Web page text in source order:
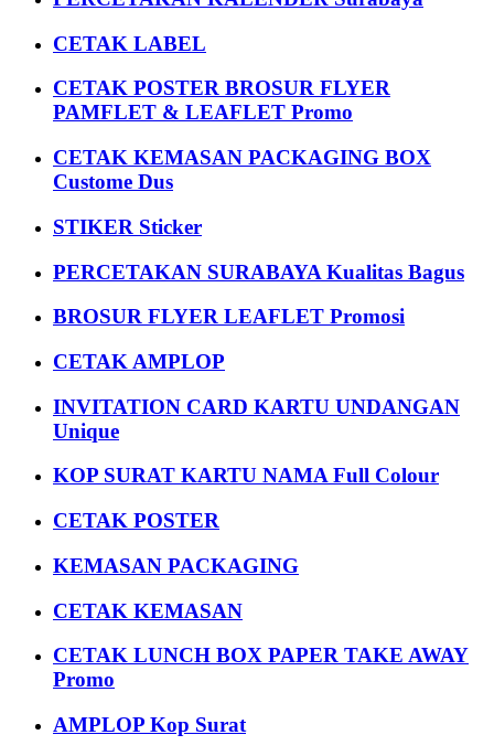
CETAK LABEL
CETAK POSTER BROSUR FLYER
PAMFLET & LEAFLET Promo
CETAK KEMASAN PACKAGING BOX
Custome Dus
STIKER Sticker
PERCETAKAN SURABAYA Kualitas Bagus
BROSUR FLYER LEAFLET Promosi
CETAK AMPLOP
INVITATION CARD KARTU UNDANGAN
Unique
KOP SURAT KARTU NAMA Full Colour
CETAK POSTER
KEMASAN PACKAGING
CETAK KEMASAN
CETAK LUNCH BOX PAPER TAKE AWAY
Promo
AMPLOP Kop Surat